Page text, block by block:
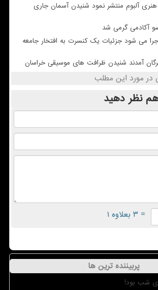
آلبوم منتشر نمود شنیدن آسمان جاری
آکادمی گرمی شد
می شود جزئیات یک کنسرت به افتخار جامعه
آمدند شنیدن ظرافت های موسیقی خراسان
در مورد این مطلب
همنظر دهید
= ۳ بعلاوه ۱
پربیننده ترین ها
شب بود!